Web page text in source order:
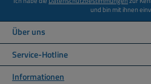
und bin mit ihnen
Über uns
Service-Hotline
Informationen